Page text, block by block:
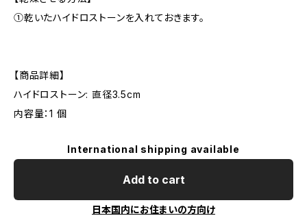
①乾いたハイドロストーンを入れておきます。
【商品詳細】
ハイドロストーン: 直径3.5cm
内容量：1 個
International shipping available
Add to cart
日本国内にお住まいの方向け